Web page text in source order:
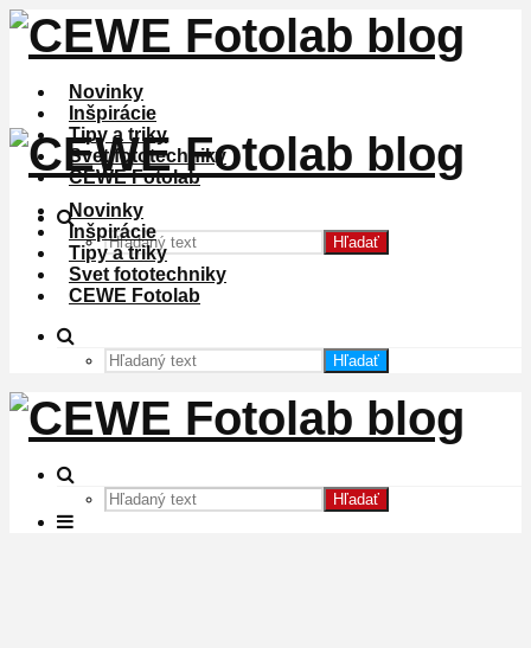
Novinky
Inšpirácie
Tipy a triky
Svet fototechniky
CEWE Fotolab
Hľadať
Novinky
Inšpirácie
Tipy a triky
Svet fototechniky
CEWE Fotolab
Hľadať
Hľadať